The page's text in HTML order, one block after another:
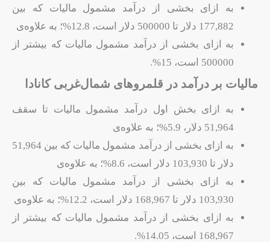
به ازای بخشی از درآمد مشمول مالیات که بین
177,882 دلار تا 500000 دلار است، 12.8%؛ به علاوه‌ی
به ازای بخشی از درآمد مشمول مالیات که بیشتر از
500000 است، 15%.
مالیات بر درآمد در قلمروهای شمال‌غربی کانادا
به ازای بخش اول درآمد مشمول مالیات تا سقف
51,964 دلار، 5.9%؛ به علاوه‌ی
به ازای بخشی از درآمد مشمول مالیات که بین 51,964
دلار تا 103,930 دلار است، 8.6%؛ به علاوه‌ی
به ازای بخشی از درآمد مشمول مالیات که بین
103,930 دلار تا 168,967 دلار است، 12.2%؛ به علاوه‌ی
به ازای بخشی از درآمد مشمول مالیات که بیشتر از
168,967 است، 14.05%.